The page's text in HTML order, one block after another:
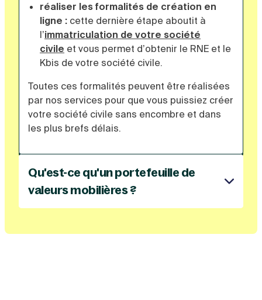
réaliser les formalités de création en
ligne : cette dernière étape aboutit à
l’immatriculation de votre société
civile et vous permet d’obtenir le RNE et le
Kbis de votre société civile.
Toutes ces formalités peuvent être réalisées
par nos services pour que vous puissiez créer
votre société civile sans encombre et dans
les plus brefs délais.
Qu'est-ce qu'un portefeuille de
valeurs mobilières ?
Créer une société civile vous permet de faire
la gestion de portefeuille de valeurs